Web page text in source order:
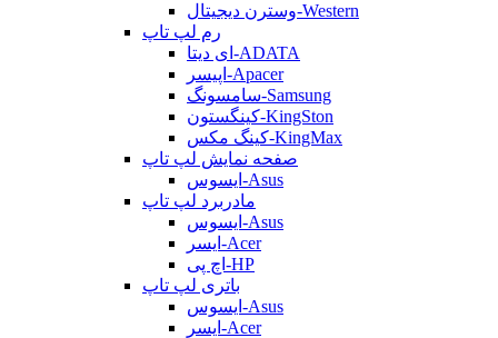
وسترن دیجیتال-Western
رم لپ تاپ
ای دیتا-ADATA
اپیسر-Apacer
سامسونگ-Samsung
کینگستون-KingSton
کینگ مکس-KingMax
صفحه نمایش لپ تاپ
ایسوس-Asus
مادربرد لپ تاپ
ایسوس-Asus
ایسر-Acer
اچ پی-HP
باتری لپ تاپ
ایسوس-Asus
ایسر-Acer